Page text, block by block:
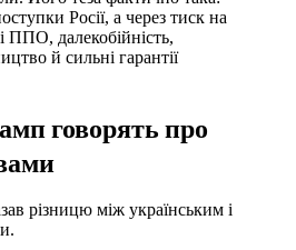
Росії, а через тиск на
ППО, далекобійність,
й сильні гарантії
говорять про
різницю між українським і